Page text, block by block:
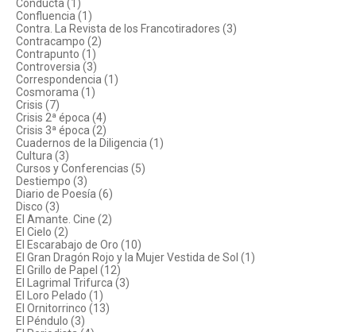
Conducta (1)
Confluencia (1)
Contra. La Revista de los Francotiradores (3)
Contracampo (2)
Contrapunto (1)
Controversia (3)
Correspondencia (1)
Cosmorama (1)
Crisis (7)
Crisis 2ª época (4)
Crisis 3ª época (2)
Cuadernos de la Diligencia (1)
Cultura (3)
Cursos y Conferencias (5)
Destiempo (3)
Diario de Poesía (6)
Disco (3)
El Amante. Cine (2)
El Cielo (2)
El Escarabajo de Oro (10)
El Gran Dragón Rojo y la Mujer Vestida de Sol (1)
El Grillo de Papel (12)
El Lagrimal Trifurca (3)
El Loro Pelado (1)
El Ornitorrinco (13)
El Péndulo (3)